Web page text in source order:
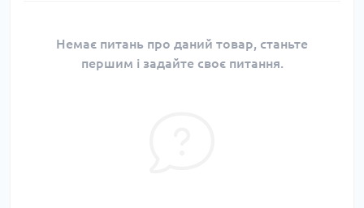
Немає питань про даний товар, станьте
першим і задайте своє питання.